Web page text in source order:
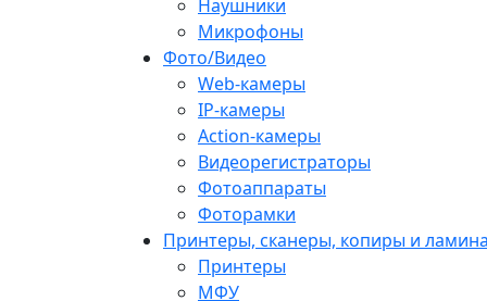
Наушники
Микрофоны
Фото/Видео
Web-камеры
IP-камеры
Action-камеры
Видеорегистраторы
Фотоаппараты
Фоторамки
Принтеры, сканеры, копиры и
Принтеры
МФУ